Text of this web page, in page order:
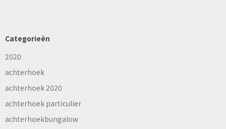
Categorieën
2020
achterhoek
achterhoek 2020
achterhoek particulier
achterhoekbungalow